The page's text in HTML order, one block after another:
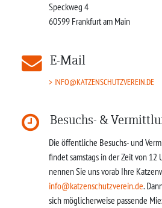
Speckweg 4
60599 Frankfurt am Main
E-Mail
INFO@KATZENSCHUTZVEREIN.DE
Besuchs- &
Die öffentliche Besuchs- und
findet samstags in der Zeit von 12
nennen Sie uns vorab Ihre
info@katzenschutzverein.de.
sich möglicherweise passende